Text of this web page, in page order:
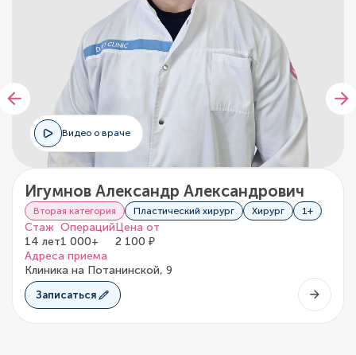
Видео о враче
Игумнов Александр Александрович
Вторая категория Пластический хирург Хирург 1+
Стаж
14 лет
Операций
1 000+
Цена от
2 100 ₽
Адреса приема
Клиника на Потанинской, 9
Записаться